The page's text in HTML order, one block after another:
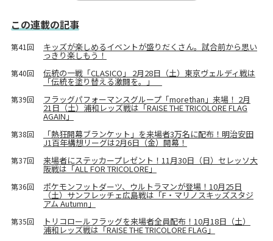
この連載の記事
第41回 キッズが楽しめるイベントが盛りだくさん。試合前から思い
っきり楽しもう！
第40回 伝統の一戦「CLASICO」 2月28日（土）東京ヴェルディ戦は
「伝統を塗り替える激闘を。」
第39回 フラッグパフォーマンスグループ「morethan」来場！ 2月
21日（土）浦和レッズ戦は「RAISE THE TRICOLORE FLAG
AGAIN」
第38回 「熱狂開幕ブランケット」を来場者3万名に配布！明治安田
J1百年構想リーグは2月6日（金）開幕！
第37回 来場者にステッカープレゼント！11月30日（日）セレッソ大
阪戦は「ALL FOR TRICOLORE」
第36回 ポケモンフットダーツ、ウルトラマンが登場！10月25日
（土）サンフレッチェ広島戦は「F・マリノスキッズスタジ
アム Autumn」
第35回 トリコロールフラッグを来場者全員配布！10月18日（土）
浦和レッズ戦は「RAISE THE TRICOLORE FLAG」